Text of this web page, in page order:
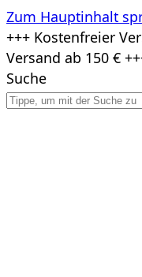
Zum Hauptinhalt
Zum
Inhalt
springen
+++ Kostenfreier
Versand ab 150 €
Suche